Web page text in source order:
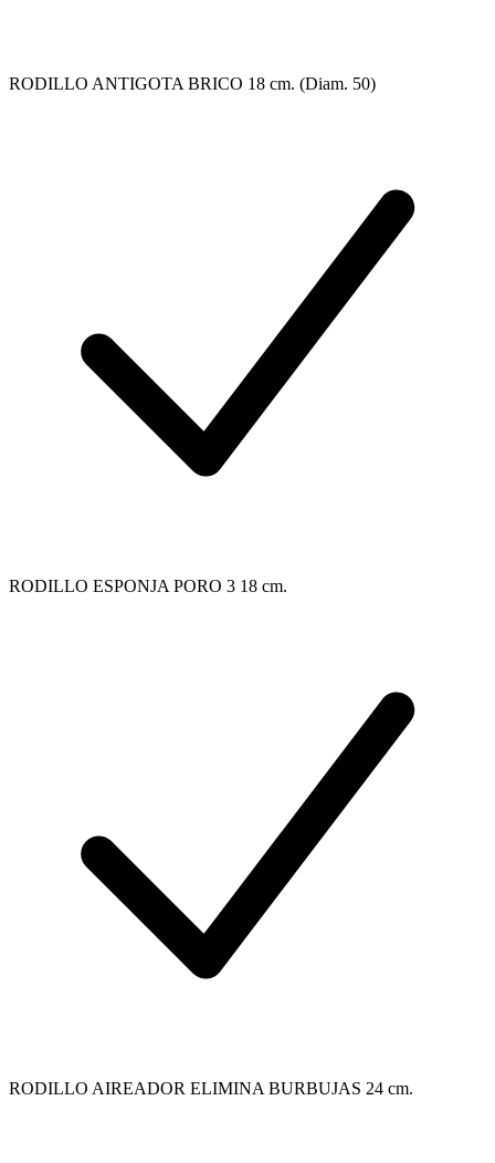
RODILLO ANTIGOTA BRICO 18 cm. (Diam. 50)
RODILLO ESPONJA PORO 3 18 cm.
RODILLO AIREADOR ELIMINA BURBUJAS 24 cm.